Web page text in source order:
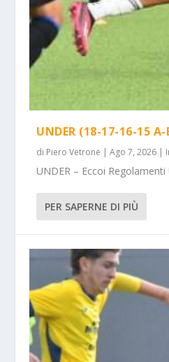
UNDER (18-17-16-15
di Piero Vetrone |Ago 7, 2026 |
UNDER – Eccoi
PER SAPERNE DI PIÙ